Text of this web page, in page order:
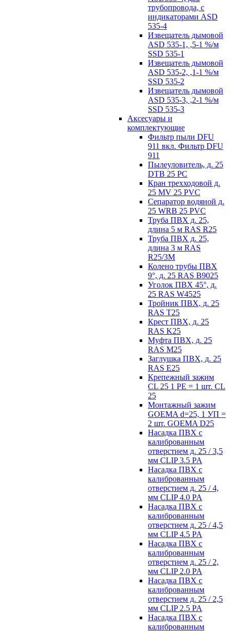
трубопровода, с
индикаторами ASD
535-4
Извещатель дымовой
ASD 535-1, ,5-1 %/м
SSD 535-1
Извещатель дымовой
ASD 535-2, ,1-1 %/м
SSD 535-2
Извещатель дымовой
ASD 535-3, ,2-1 %/м
SSD 535-3
Аксесуары и
комплектующие
Фильтр пыли DFU
911 вкл. Фильтр DFU
911
Пылеуловитель, д. 25
DTB 25 PC
Кран трехходовой д.
25 MV 25 PVC
Сепаратор водяной д.
25 WRB 25 PVC
Труба ПВХ д. 25,
длина 5 м RAS R25
Труба ПВХ д. 25,
длина 3 м RAS
R25/3M
Колено трубы ПВХ
9°, д. 25 RAS B9025
Уголок ПВХ 45°, д.
25 RAS W4525
Тройник ПВХ, д. 25
RAS T25
Крест ПВХ, д. 25
RAS K25
Муфта ПВХ, д. 25
RAS M25
Заглушка ПВХ, д. 25
RAS E25
Крепежный зажим
CL 25 1 PE = 1 шт. CL
25
Монтажный зажим
GOEMA d=25, 1 УП =
2 шт. GOEMA D25
Насадка ПВХ с
калиброванным
отверстием д. 25 / 3,5
мм CLIP 3.5 PA
Насадка ПВХ с
калиброванным
отверстием д. 25 / 4,
мм CLIP 4.0 PA
Насадка ПВХ с
калиброванным
отверстием д. 25 / 4,5
мм CLIP 4.5 PA
Насадка ПВХ с
калиброванным
отверстием д. 25 / 2,
мм CLIP 2.0 PA
Насадка ПВХ с
калиброванным
отверстием д. 25 / 2,5
мм CLIP 2.5 PA
Насадка ПВХ с
калиброванным